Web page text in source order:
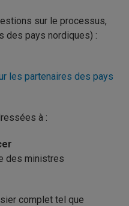
sur le processus,
des pays nordiques) :
les partenaires des pays
à :
des ministres
complet tel que